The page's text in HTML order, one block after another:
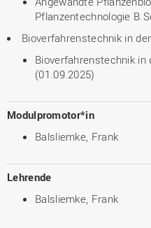
Pflanzentechnologie
Bioverfahrenstechnik in
Bioverfahrenstechnik
(01.09.2025)
Modulpromotor*in
Balsliemke, Frank
Lehrende
Balsliemke, Frank